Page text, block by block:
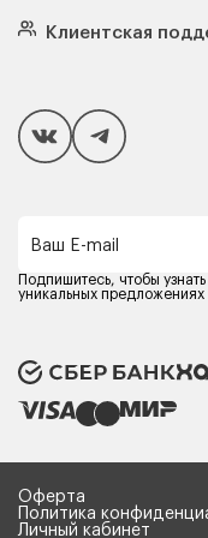
Подушки
Чехлы и
Покупателям
Способы оплаты
Компания MOON
Оферта
Политика
Карьера в MOON
Клиентская
Ваш E-mail
Подпишитесь, чтобы
уникальных предложениях
Оферта
Политика
Личный кабинет